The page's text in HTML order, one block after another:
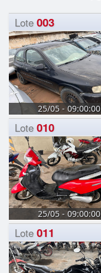
Lote 003
25/05 - 09:00:00
Lote 010
25/05 - 09:00:00
Lote 011